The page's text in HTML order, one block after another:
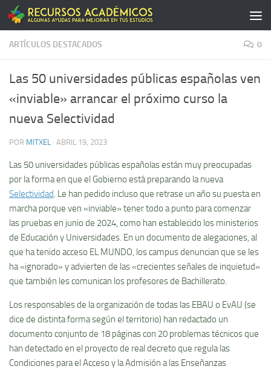
Saltar al contenido
ARTÍCULOS DESTACADOS 0
Las 50 universidades públicas españolas ven
«inviable» arrancar el próximo curso la
nueva Selectividad
POR MITXEL · ABRIL 19, 2023
Las 50 universidades públicas españolas están muy preocupadas
por la forma en que el Gobierno está preparando la nueva
Selectividad. Le han pedido incluso que retrase un año su puesta en
marcha porque ven «inviable» tener todo a punto para comenzar
las pruebas en junio de 2024, como han establecido los ministerios
de Educación y Universidades. En un documento de alegaciones, al
que ha tenido acceso EL MUNDO, los campus denuncian que se les
ha «ignorado» y advierten de las «crecientes señales de inquietud»
que también les comunican los profesores de Bachillerato.
Los responsables de la organización de todas las EBAU o EvAU (se
dice de distinta forma según el territorio) han redactado un
documento conjunto de 18 páginas con 20 problemas técnicos que
han detectado en el proyecto de real decreto que regula las
Condiciones para el Acceso y la Admisión a las Enseñanzas